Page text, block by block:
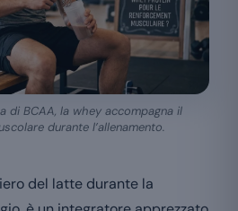
di BCAA, la whey accompagna il
durante l’allenamento.
del latte durante la